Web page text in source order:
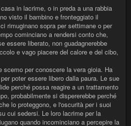
in lacrime, o in preda a una rabbia
visto il bambino e fronteggiato il
rimuginano sopra per settimane o per
cominciano a rendersi conto che,
essere liberato, non guadagnerebbe
e vago piacere del calore e del cibo,
scemo per conoscere la vera gioia. Ha
poter essere libero dalla paura. Le sue
perché possa reagire a un trattamento
probabilmente si dispererebbe perché
lo proteggono, e l'oscurità per i suoi
cui sedersi. Le loro lacrime per la
quando incominciano a percepire la